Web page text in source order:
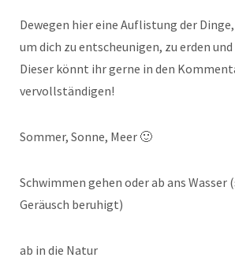
Dewegen hier eine Auflistung der
um dich zu entscheunigen, zu erden
Dieser könnt ihr gerne in den
vervollständigen!
Sommer, Sonne, Meer 🙂
Schwimmen gehen oder ab ans Wasser
Geräusch beruhigt)
ab in die Natur